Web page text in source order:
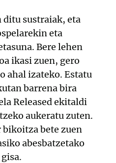
sustraiak, eta
eta
Bere lehen
ikasi zuen, gero
ahal izateko. Estatu
barrena bira
Released ekitaldi
aukeratu zuten.
bikoitza bete zuen
abesbatzetako